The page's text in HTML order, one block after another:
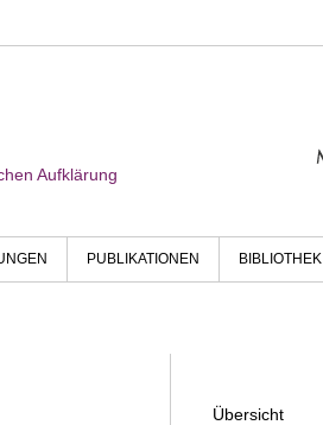
Aufklärung
PUBLIKATIONEN BIBLIOTHEK
Übersicht